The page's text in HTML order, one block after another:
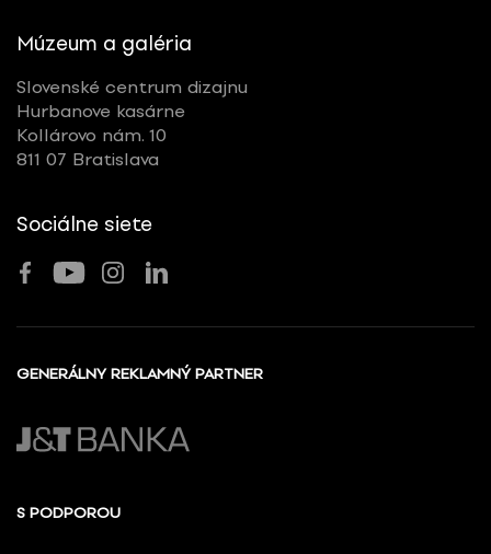
Múzeum a galéria
Slovenské centrum dizajnu
Hurbanove kasárne
Kollárovo nám. 10
811 07 Bratislava
Sociálne siete
GENERÁLNY REKLAMNÝ PARTNER
S PODPOROU